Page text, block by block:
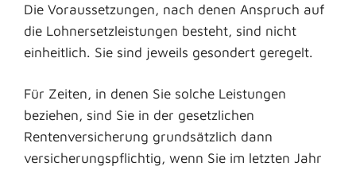
Die Voraussetzungen, nach denen Anspruch auf
die Lohnersetzleistungen besteht, sind nicht
einheitlich. Sie sind jeweils gesondert geregelt.
Für Zeiten, in denen Sie solche Leistungen
beziehen, sind Sie in der gesetzlichen
Rentenversicherung grundsätzlich dann
versicherungspflichtig, wenn Sie im letzten Jahr